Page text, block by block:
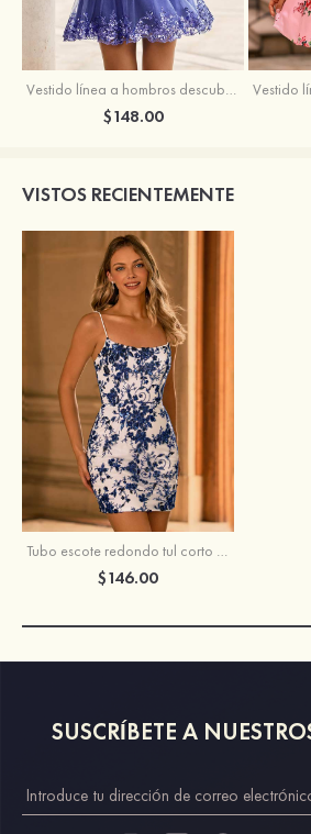
Vestido línea a hombros descubiertos tul corto/mini vestido para homecoming
$148.00
VISTOS RECIENTEMENTE
$146.00
SUSCRÍBETE A